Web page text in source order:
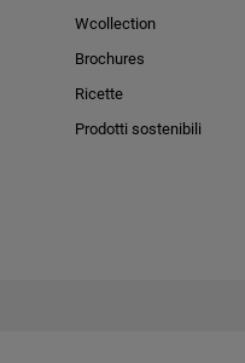
Wcollection
Brochures
Ricette
Prodotti sostenibili